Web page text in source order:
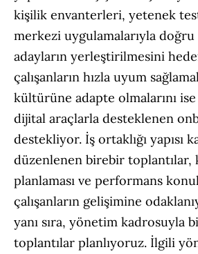
kişilik envanterleri, yetenek
merkezi uygulamalarıyla
adayların yerleştirilmesini
çalışanların hızla uyum
kültürüne adapte olmalarını ise
dijital araçlarla desteklenen
destekliyor. İş ortaklığı yapısı
düzenlenen birebir toplantılar,
planlaması ve performans
çalışanların gelişimine
yanı sıra, yönetim kadrosuyla
toplantılar planlıyoruz. İlgili